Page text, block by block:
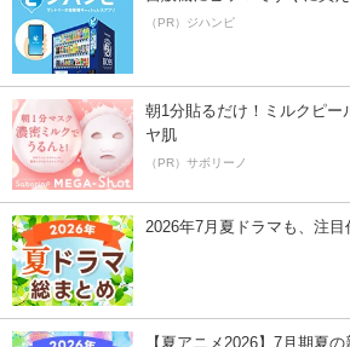
（PR）ジハンピ
朝1分貼るだけ！ミルクピー
ヤ肌
（PR）サボリーノ
2026年7月夏ドラマも、注目
【夏アニメ2026】7月期夏